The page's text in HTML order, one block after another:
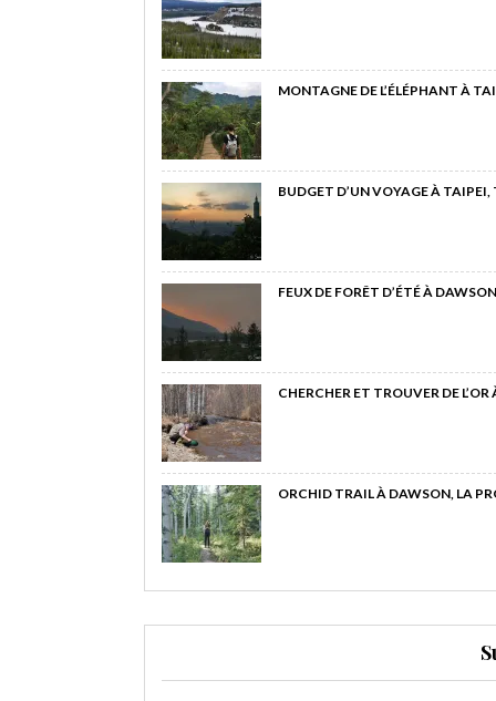
MONTAGNE DE L’ÉLÉPHANT À
BUDGET D’UN VOYAGE À
FEUX DE FORÊT D’ÉTÉ À
CHERCHER ET TROUVER DE
ORCHID TRAIL À DAWSON, LA